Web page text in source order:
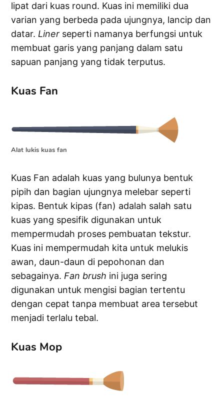
lipat dari kuas round. Kuas ini memiliki dua
varian yang berbeda pada ujungnya, lancip dan
datar. Liner seperti namanya berfungsi untuk
membuat garis yang panjang dalam satu
sapuan panjang yang tidak terputus.
Kuas Fan
Alat lukis kuas fan
Kuas Fan adalah kuas yang bulunya bentuk
pipih dan bagian ujungnya melebar seperti
kipas. Bentuk kipas (fan) adalah salah satu
kuas yang spesifik digunakan untuk
mempermudah proses pembuatan tekstur.
Kuas ini mempermudah kita untuk melukis
awan, daun-daun di pepohonan dan
sebagainya. Fan brush ini juga sering
digunakan untuk mengisi bagian tertentu
dengan cepat tanpa membuat area tersebut
menjadi terlalu tebal.
Kuas Mop